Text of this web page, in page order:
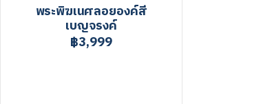
พระพิฆเนศลอยองค์สี
เบญจรงค์
฿3,999